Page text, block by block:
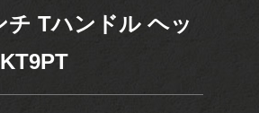
具
ンション
ナンス
Tハンドル ヘッ